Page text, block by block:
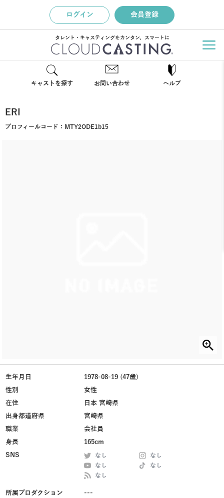
ログイン 会員登録
タレント・キャスティングをカンタン、スマートに
キャストを探す お問い合わせ ヘルプ
ERI
プロフィールコード： MTY2ODE1b15
生年月日
1978-08-19 (47歳)
性別
女性
在住
日本 宮崎県
出身都道府県
宮崎県
職業
会社員
身長
165cm
SNS
なし
なし
なし
なし
なし
所属プロダクション ---